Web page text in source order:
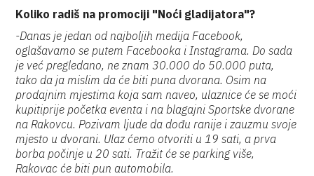
Koliko radiš na promociji "Noći gladijatora"?
-Danas je jedan od najboljih medija Facebook,
oglašavamo se putem Facebooka i Instagrama. Do sada
je već pregledano, ne znam 30.000 do 50.000 puta,
tako da ja mislim da će biti puna dvorana. Osim na
prodajnim mjestima koja sam naveo, ulaznice će se moći
kupitiprije početka eventa i na blagajni Sportske dvorane
na Rakovcu. Pozivam ljude da dođu ranije i zauzmu svoje
mjesto u dvorani. Ulaz ćemo otvoriti u 19 sati, a prva
borba počinje u 20 sati. Tražit će se parking više,
Rakovac će biti pun automobila.